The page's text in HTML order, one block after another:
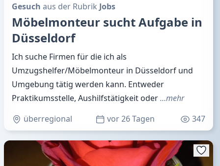
Gesuch aus der Rubrik Jobs
Möbelmonteur sucht Aufgabe in
Düsseldorf
Ich suche Firmen für die ich als
Umzugshelfer/Möbelmonteur in Düsseldorf und
Umgebung tätig werden kann. Entweder
Praktikumsstelle, Aushilfstätigkeit oder…mehr
überregional
vor 26 Tagen 347